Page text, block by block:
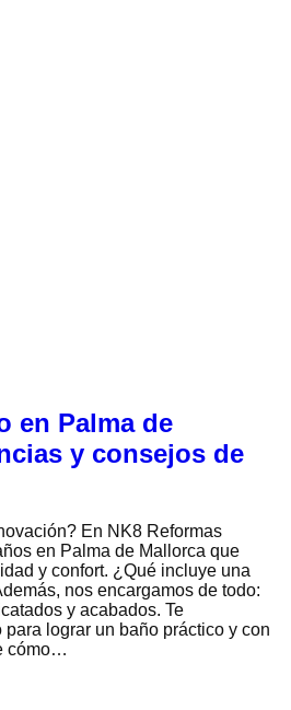
en Palma de
y consejos de
En NK8 Reformas
en Palma de Mallorca que
y confort. ¿Qué incluye una
nos encargamos de todo:
y acabados. Te
lograr un baño práctico y con
cómo…